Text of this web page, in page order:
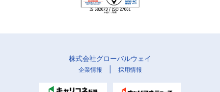
株式会社グローバルウェイ
企業情報 採用情報